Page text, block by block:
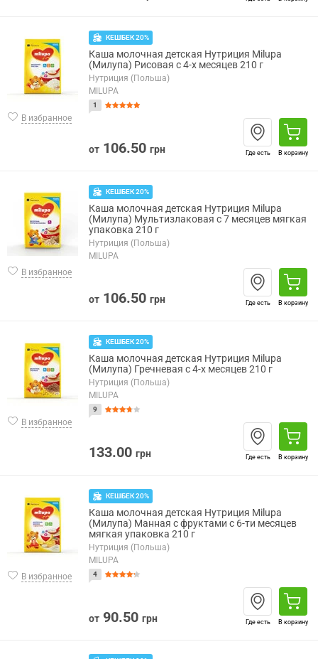
В избранное
КЕШБЕК 20%
Каша молочная детская Нутриция Milupa
(Милупа) Рисовая с 4-х месяцев 210 г
Нутриция (Польша)
MILUPA
1
от 106.50 грн Где есть В корзину
В избранное
КЕШБЕК 20%
Каша молочная детская Нутриция Milupa
(Милупа) Мультизлаковая с 7 месяцев мягкая
упаковка 210 г
Нутриция (Польша)
MILUPA
от 106.50 грн Где есть В корзину
В избранное
КЕШБЕК 20%
Каша молочная детская Нутриция Milupa
(Милупа) Гречневая с 4-х месяцев 210 г
Нутриция (Польша)
MILUPA
9
133.00 грн Где есть В корзину
В избранное
КЕШБЕК 20%
Каша молочная детская Нутриция Milupa
(Милупа) Манная с фруктами с 6-ти месяцев
мягкая упаковка 210 г
Нутриция (Польша)
MILUPA
4
от 90.50 грн Где есть В корзину